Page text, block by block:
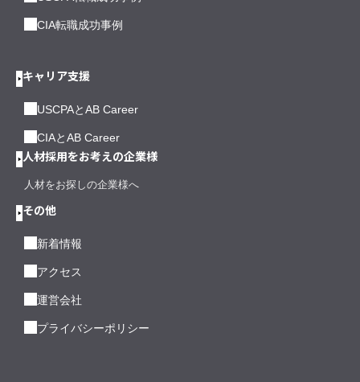
CIA転職成功事例
キャリア支援
USCPAとAB Career
CIAとAB Career
人材採用をお考えの企業様
人材をお探しの企業様へ
その他
新着情報
アクセス
運営会社
プライバシーポリシー